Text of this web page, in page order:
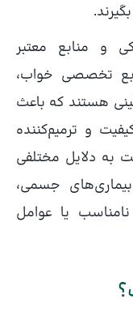
و منابع معتبر
تخصصی خواب،
هستند که باعث
و ترمیم‌کننده
به دلایل مختلفی
جسمی،
یا عوامل